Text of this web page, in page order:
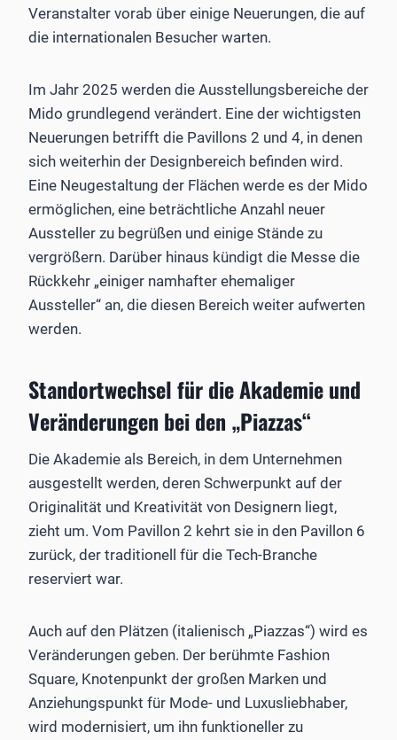
Veranstalter vorab über einige Neuerungen, die auf
die internationalen Besucher warten.
Im Jahr 2025 werden die Ausstellungsbereiche der
Mido grundlegend verändert. Eine der wichtigsten
Neuerungen betrifft die Pavillons 2 und 4, in denen
sich weiterhin der Designbereich befinden wird.
Eine Neugestaltung der Flächen werde es der Mido
ermöglichen, eine beträchtliche Anzahl neuer
Aussteller zu begrüßen und einige Stände zu
vergrößern. Darüber hinaus kündigt die Messe die
Rückkehr „einiger namhafter ehemaliger
Aussteller“ an, die diesen Bereich weiter aufwerten
werden.
Standortwechsel für die Akademie und
Veränderungen bei den „Piazzas“
Die Akademie als Bereich, in dem Unternehmen
ausgestellt werden, deren Schwerpunkt auf der
Originalität und Kreativität von Designern liegt,
zieht um. Vom Pavillon 2 kehrt sie in den Pavillon 6
zurück, der traditionell für die Tech-Branche
reserviert war.
Auch auf den Plätzen (italienisch „Piazzas“) wird es
Veränderungen geben. Der berühmte Fashion
Square, Knotenpunkt der großen Marken und
Anziehungspunkt für Mode- und Luxusliebhaber,
wird modernisiert, um ihn funktioneller zu